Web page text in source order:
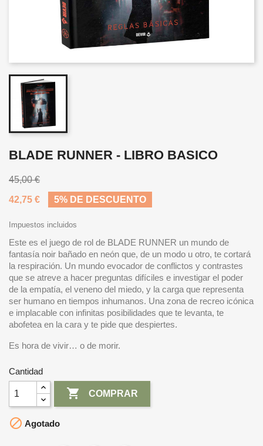
BLADE RUNNER - LIBRO BASICO
45,00 €
42,75 €
5% DE DESCUENTO
Impuestos incluidos
Este es el juego de rol de BLADE RUNNER un mundo de
fantasía noir bañado en neón que, de un modo u otro, te cortará
la respiración. Un mundo evocador de conflictos y contrastes
que se atreve a hacer preguntas difíciles e investigar el poder
de la empatía, el veneno del miedo, y la carga que representa
ser humano en tiempos inhumanos. Una zona de recreo icónica
e implacable con infinitas posibilidades que te levanta, te
abofetea en la cara y te pide que despiertes.
Es hora de vivir… o de morir.
Cantidad
 COMPRAR
 Agotado